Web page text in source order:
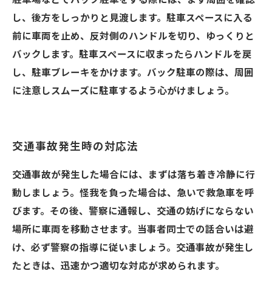
し、後方をしっかりと見渡します。駐車スペースに入る
前に車両を止め、反対側のハンドルを切り、ゆっくりと
バックします。駐車スペースに収まったらハンドルを戻
し、駐車ブレーキをかけます。バック駐車の際は、周囲
に注意しスムーズに駐車するよう心がけましょう。
交通事故発生時の対応法
交通事故が発生した場合には、まずは落ち着き冷静に行
動しましょう。怪我を負った場合は、急いで救急車を呼
びます。その後、警察に通報し、交通の妨げにならない
場所に車両を移動させます。当事者同士での話合いは避
け、必ず警察の指導に従いましょう。交通事故が発生し
たときは、迅速かつ適切な対応が求められます。